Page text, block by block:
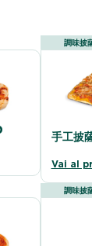
調味披
手工披
Vai al
調味披